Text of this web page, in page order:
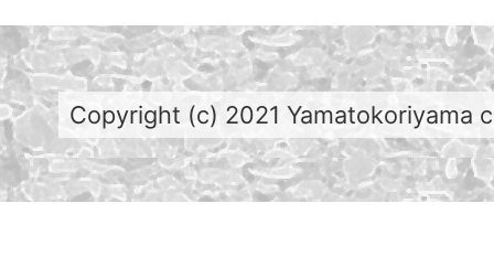
Copyright (c) 2021 Yamatokoriyama